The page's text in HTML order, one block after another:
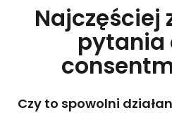
Najczęściej
pytania
Czy to spowolni